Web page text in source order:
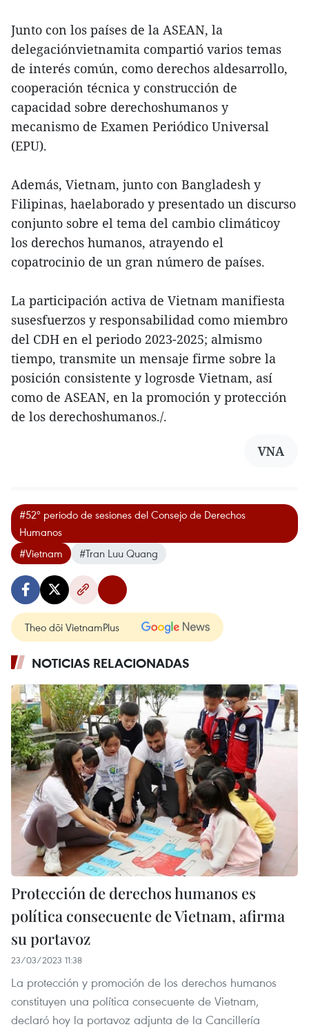
Junto con los países de la ASEAN, la
delegaciónvietnamita compartió varios temas
de interés común, como derechos aldesarrollo,
cooperación técnica y construcción de
capacidad sobre derechoshumanos y
mecanismo de Examen Periódico Universal
(EPU).
Además, Vietnam, junto con Bangladesh y
Filipinas, haelaborado y presentado un discurso
conjunto sobre el tema del cambio climáticoy
los derechos humanos, atrayendo el
copatrocinio de un gran número de países.
La participación activa de Vietnam manifiesta
susesfuerzos y responsabilidad como miembro
del CDH en el periodo 2023-2025; almismo
tiempo, transmite un mensaje firme sobre la
posición consistente y logrosde Vietnam, así
como de ASEAN, en la promoción y protección
de los derechoshumanos./.
VNA
#52º periodo de sesiones del Consejo de Derechos
Humanos
#Vietnam
#Tran Luu Quang
Theo dõi VietnamPlus
NOTICIAS RELACIONADAS
Protección de derechos humanos es
política consecuente de Vietnam, afirma
su portavoz
23/03/2023 11:38
La protección y promoción de los derechos humanos
constituyen una política consecuente de Vietnam,
declaró hoy la portavoz adjunta de la Cancillería